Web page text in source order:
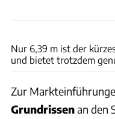
Nur 6,39 m ist der
und bietet trotzdem
Zur
Grundrissenan den